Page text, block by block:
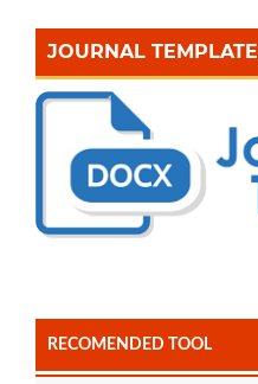
JOURNAL TEMPLATE
RECOMENDED TOOL